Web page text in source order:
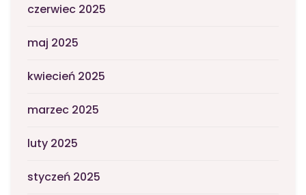
czerwiec 2025
maj 2025
kwiecień 2025
marzec 2025
luty 2025
styczeń 2025